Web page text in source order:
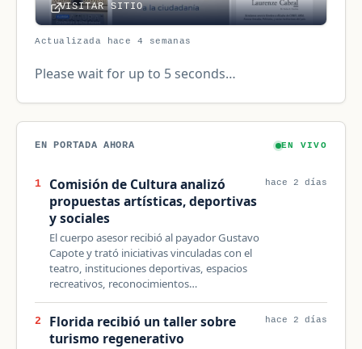
VISITAR SITIO
Actualizada hace 4 semanas
Please wait for up to 5 seconds…
EN PORTADA AHORA EN VIVO
1
Comisión de Cultura analizó
propuestas artísticas, deportivas
y sociales
El cuerpo asesor recibió al payador Gustavo
Capote y trató iniciativas vinculadas con el
teatro, instituciones deportivas, espacios
recreativos, reconocimientos…
hace 2 días
2
Florida recibió un taller sobre
turismo regenerativo
hace 2 días